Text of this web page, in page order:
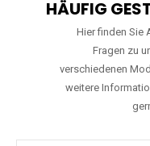
HÄUFIG
Hier finden Sie
Fragen zu
verschiedenen
weitere